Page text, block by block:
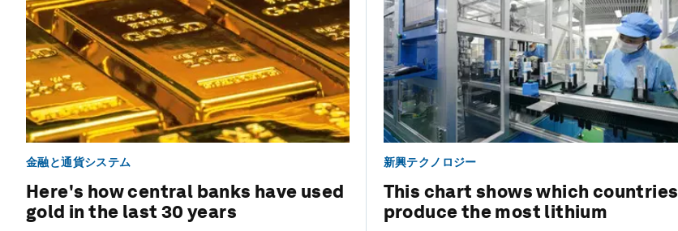
金融と通貨システム
Here's how central banks have used
gold in the last 30 years
新興テクノロジー
This chart shows which countries
produce the most lithium